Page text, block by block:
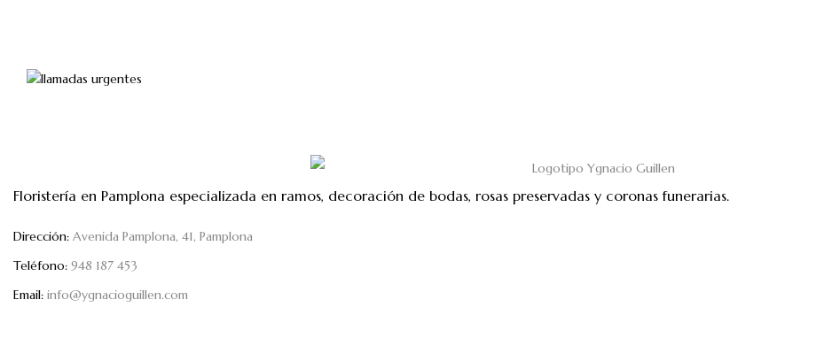
Floristería en Pamplona especializada en ramos, decoración de bodas, rosas preservadas y coronas funerarias.
Dirección: Avenida Pamplona, 41, Pamplona
Teléfono: 948 187 453
Email: info@ygnacioguillen.com